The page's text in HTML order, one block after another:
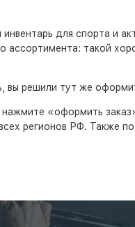
для спорта и
такой
вы решили тут же
«оформить
регионов РФ. Также